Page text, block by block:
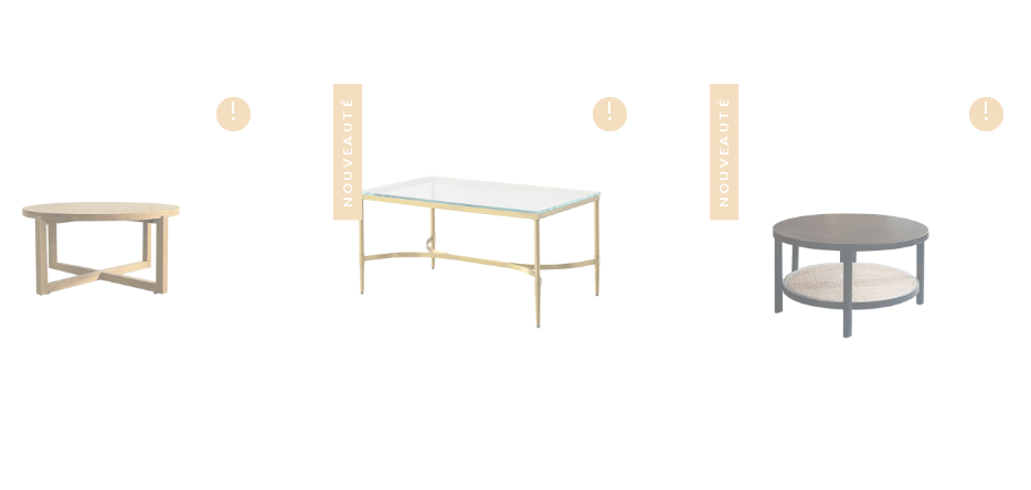
! !
NOUVEAUTÉ !
NOUVEAUTÉ